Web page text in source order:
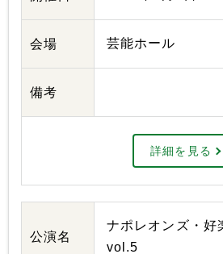
会場 芸能ホール
備考
詳細を見る
公演名
ナポレオンズ・
vol.5